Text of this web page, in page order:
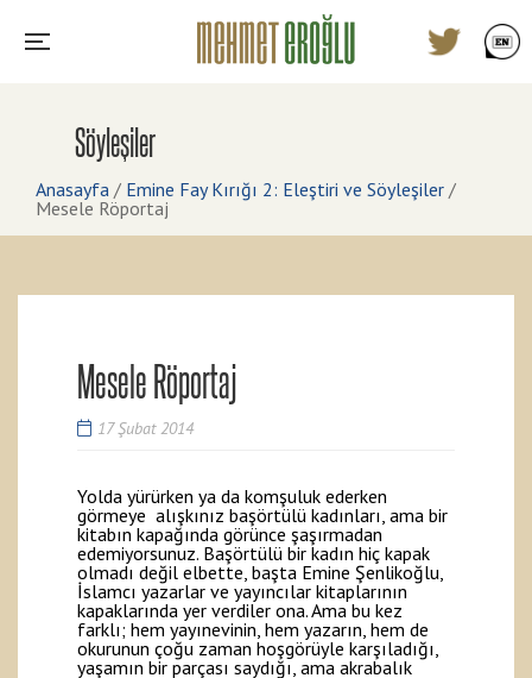
Söyleşiler
Anasayfa / Emine Fay Kırığı 2: Eleştiri ve Söyleşiler /
Mesele Röportaj
Mesele Röportaj
17 Şubat 2014
Yolda yürürken ya da komşuluk ederken
görmeye alışkınız başörtülü kadınları, ama bir
kitabın kapağında görünce şaşırmadan
edemiyorsunuz. Başörtülü bir kadın hiç kapak
olmadı değil elbette, başta Emine Şenlikoğlu,
İslamcı yazarlar ve yayıncılar kitaplarının
kapaklarında yer verdiler ona. Ama bu kez
farklı; hem yayınevinin, hem yazarın, hem de
okurunun çoğu zaman hoşgörüyle karşıladığı,
yaşamın bir parçası saydığı, ama akrabalık